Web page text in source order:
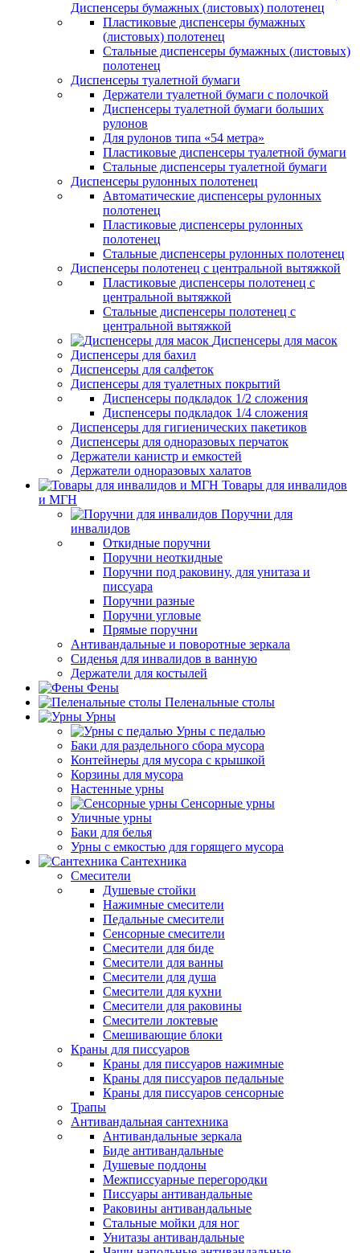
Диспенсеры бумажных (листовых) полотенец
Пластиковые диспенсеры бумажных
(листовых) полотенец
Стальные диспенсеры бумажных (листовых)
полотенец
Диспенсеры туалетной бумаги
Держатели туалетной бумаги с полочкой
Диспенсеры туалетной бумаги больших
рулонов
Для рулонов типа «54 метра»
Пластиковые диспенсеры туалетной бумаги
Стальные диспенсеры туалетной бумаги
Диспенсеры рулонных полотенец
Автоматические диспенсеры рулонных
полотенец
Пластиковые диспенсеры рулонных
полотенец
Стальные диспенсеры рулонных полотенец
Диспенсеры полотенец с центральной вытяжкой
Пластиковые диспенсеры полотенец с
центральной вытяжкой
Стальные диспенсеры полотенец с
центральной вытяжкой
Диспенсеры для масок
Диспенсеры для бахил
Диспенсеры для салфеток
Диспенсеры для туалетных покрытий
Диспенсеры подкладок 1/2 сложения
Диспенсеры подкладок 1/4 сложения
Диспенсеры для гигиенических пакетиков
Диспенсеры для одноразовых перчаток
Держатели канистр и емкостей
Держатели одноразовых халатов
Товары для инвалидов
и МГН
Поручни для
инвалидов
Откидные поручни
Поручни неоткидные
Поручни под раковину, для унитаза и
писсуара
Поручни разные
Поручни угловые
Прямые поручни
Антивандальные и поворотные зеркала
Сиденья для инвалидов в ванную
Держатели для костылей
Фены
Пеленальные столы
Урны
Урны с педалью
Баки для раздельного сбора мусора
Контейнеры для мусора с крышкой
Корзины для мусора
Настенные урны
Сенсорные урны
Уличные урны
Баки для белья
Урны с емкостью для горящего мусора
Сантехника
Смесители
Душевые стойки
Нажимные смесители
Педальные смесители
Сенсорные смесители
Смесители для биде
Смесители для ванны
Смесители для душа
Смесители для кухни
Смесители для раковины
Смесители локтевые
Смешивающие блоки
Краны для писсуаров
Краны для писсуаров нажимные
Краны для писсуаров педальные
Краны для писсуаров сенсорные
Трапы
Антивандальная сантехника
Антивандальные зеркала
Биде антивандальные
Душевые поддоны
Межписсуарные перегородки
Писсуары антивандальные
Раковины антивандальные
Стальные мойки для ног
Унитазы антивандальные